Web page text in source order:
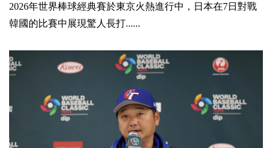
2026年世界棒球經典賽於東京火熱進行中，日本在7日對戰
韓國的比賽中展現驚人長打......